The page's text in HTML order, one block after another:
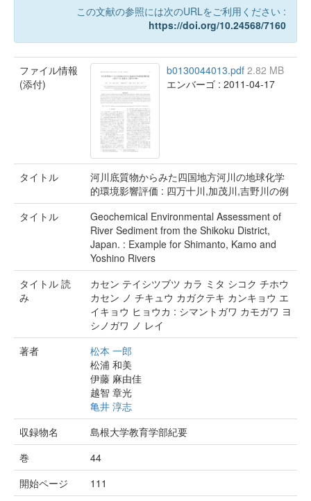
この文献の参照には次のURLをご利用ください :
https://doi.org/10.24568/7160
ファイル情報
(添付)
b0130044013.pdf 2.82 MB
エンバーゴ : 2011-04-17
タイトル
河川底質物からみた四国地方河川の地球化学
的環境影響評価 : 四万十川,加茂川,吉野川の例
タイトル
Geochemical Environmental Assessment of
River Sediment from the Shikoku District,
Japan. : Example for Shimanto, Kamo and
Yoshino Rivers
タイトル 読
み
カセン テイシツブツ カラ ミタ シコク チホウ
カセン ノ チキュウ カガクテキ カンキョウ エ
イキョウ ヒョウカ : シマントガワ カモガワ ヨ
シノガワ ノ レイ
著者
松本 一郎
松浦 和美
伊藤 麻由佳
越智 章光
亀井 淳志
収録物名
島根大学教育学部紀要
巻
44
開始ページ
111